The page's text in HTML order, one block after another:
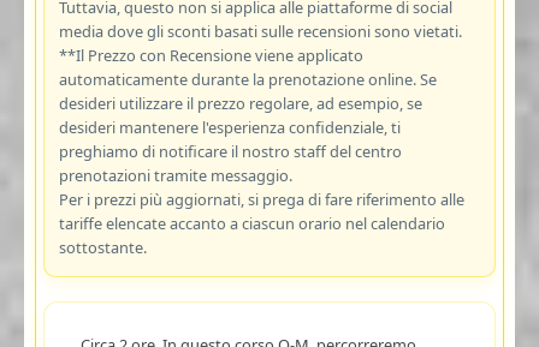
Tuttavia, questo non si applica alle piattaforme di social
media dove gli sconti basati sulle recensioni sono vietati.
**Il Prezzo con Recensione viene applicato
automaticamente durante la prenotazione online. Se
desideri utilizzare il prezzo regolare, ad esempio, se
desideri mantenere l'esperienza confidenziale, ti
preghiamo di notificare il nostro staff del centro
prenotazioni tramite messaggio.
Per i prezzi più aggiornati, si prega di fare riferimento alle
tariffe elencate accanto a ciascun orario nel calendario
sottostante.